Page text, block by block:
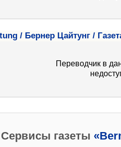
/ Бернер Цайтунг /
Переводчик в
Сервисы газеты